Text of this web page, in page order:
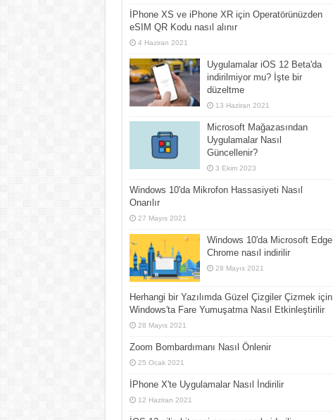
İPhone XS ve iPhone XR için Operatörünüzden
eSIM QR Kodu nasıl alınır
4 Haziran 2021
Uygulamalar iOS 12 Beta'da
indirilmiyor mu? İşte bir
düzeltme
13 Haziran 2021
Microsoft Mağazasından
Uygulamalar Nasıl
Güncellenir?
3 Ekim 2023
Windows 10'da Mikrofon Hassasiyeti Nasıl
Onarılır
27 Mayıs 2021
Windows 10'da Microsoft Edge
Chrome nasıl indirilir
28 Mayıs 2021
Herhangi bir Yazılımda Güzel Çizgiler Çizmek için
Windows'ta Fare Yumuşatma Nasıl Etkinleştirilir
28 Mayıs 2021
Zoom Bombardımanı Nasıl Önlenir
25 Ocak 2021
İPhone X'te Uygulamalar Nasıl İndirilir
12 Haziran 2021